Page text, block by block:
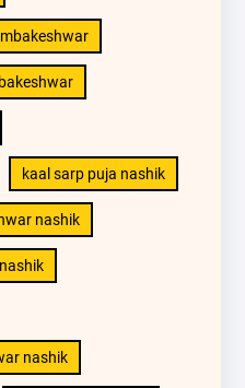
kaal sarp puja nashik
nashik
nashik